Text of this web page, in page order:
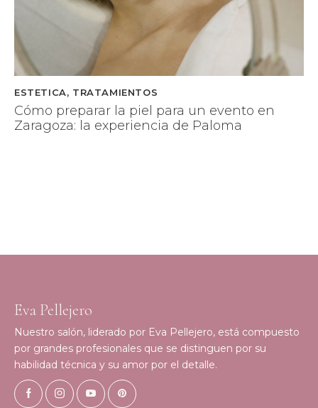
ESTETICA, TRATAMIENTOS
Cómo preparar la piel para un evento en
Zaragoza: la experiencia de Paloma
Eva Pellejero
Nuestro salón, liderado por Eva Pellejero, está compuesto
por grandes profesionales que se distinguen por su
habilidad técnica y su amor por el detalle.